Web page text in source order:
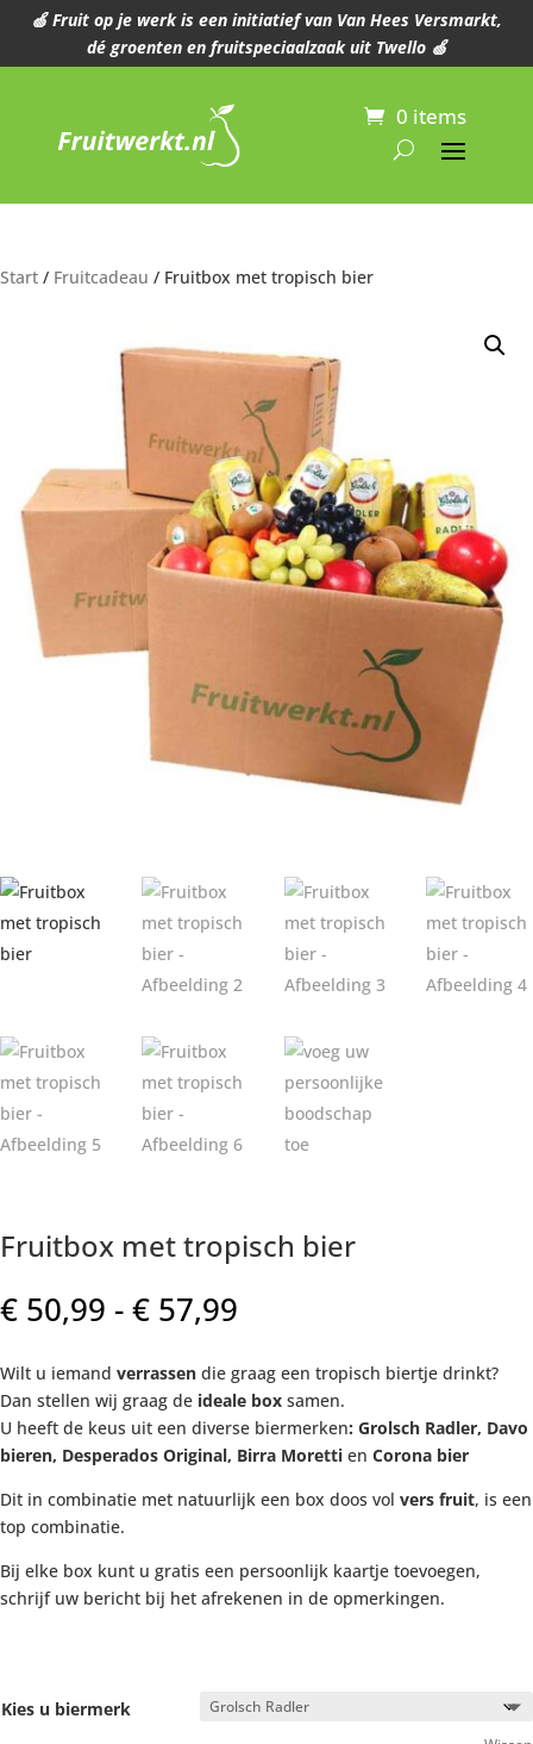
🍏 Fruit op je werk is een initiatief van Van Hees Versmarkt,
dé groenten en fruitspeciaalzaak uit Twello 🍏
0 items
Start / Fruitcadeau / Fruitbox met tropisch bier
Fruitbox met tropisch bier
€ 50,99 -€ 57,99
tot
€ 57,99
Wilt u iemand verrassen die graag een tropisch biertje drinkt?
Dan stellen wij graag de ideale box samen.
U heeft de keus uit een diverse biermerken: Grolsch Radler, Davo
bieren, Desperados Original, Birra Moretti en Corona bier
Dit in combinatie met natuurlijk een box doos vol vers fruit, is een
top combinatie.
Bij elke box kunt u gratis een persoonlijk kaartje toevoegen,
schrijf uw bericht bij het afrekenen in de opmerkingen.
Kies u biermerk